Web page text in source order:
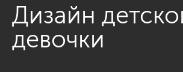
Дизайн
девочки